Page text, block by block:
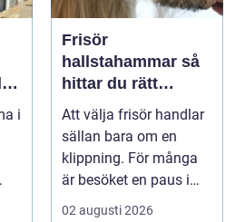
i
Frisör
hallstahammar så
hittar du rätt
salong för stil,
kvalitet och känsla
Att välja frisör handlar
sällan bara om en
klippning. För många
är besöket en paus i
vardagen, ett s...
02 augusti 2026